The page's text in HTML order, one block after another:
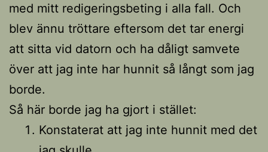
med mitt redigeringsbeting i alla fall. Och
blev ännu tröttare eftersom det tar energi
att sitta vid datorn och ha dåligt samvete
över att jag inte har hunnit så långt som jag
borde.
Så här borde jag ha gjort i stället:
Konstaterat att jag inte hunnit med det